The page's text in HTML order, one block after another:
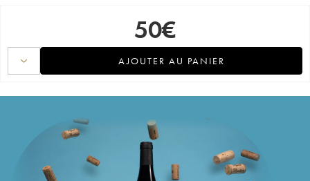
50€
AJOUTER AU PANIER